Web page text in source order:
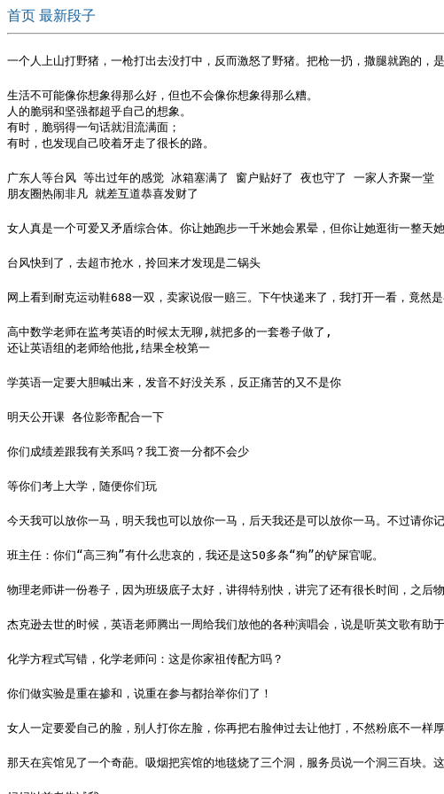
首页 最新段子
一个人上山打野猪，一枪打出去没打中，反而激怒了野猪。把枪一扔，撒腿就跑的，
生活不可能像你想象得那么好，但也不会像你想象得那么糟。
人的脆弱和坚强都超乎自己的想象。
有时，脆弱得一句话就泪流满面；
有时，也发现自己咬着牙走了很长的路。
广东人等台风 等出过年的感觉 冰箱塞满了 窗户贴好了 夜也守了 一家人齐聚一堂
朋友圈热闹非凡 就差互道恭喜发财了
女人真是一个可爱又矛盾综合体。你让她跑步一千米她会累晕，但你让她逛街一整天
台风快到了，去超市抢水，拎回来才发现是二锅头
网上看到耐克运动鞋688一双，卖家说假一赔三。下午快递来了，我打开一看，竟然是
高中数学老师在监考英语的时候太无聊,就把多的一套卷子做了,
还让英语组的老师给他批,结果全校第一
学英语一定要大胆喊出来，发音不好没关系，反正痛苦的又不是你
明天公开课 各位影帝配合一下
你们成绩差跟我有关系吗？我工资一分都不会少
等你们考上大学，随便你们玩
今天我可以放你一马，明天我也可以放你一马，后天我还是可以放你一马。不过请你
班主任：你们“高三狗”有什么悲哀的，我还是这50多条“狗”的铲屎官呢。
物理老师讲一份卷子，因为班级底子太好，讲得特别快，讲完了还有很长时间，之
杰克逊去世的时候，英语老师腾出一周给我们放他的各种演唱会，说是听英文歌有
化学方程式写错，化学老师问：这是你家祖传配方吗？
你们做实验是重在掺和，说重在参与都抬举你们了！
女人一定要爱自己的脸，别人打你左脸，你再把右脸伸过去让他打，不然粉底不一样
那天在宾馆见了一个奇葩。吸烟把宾馆的地毯烧了三个洞，服务员说一个洞三百块。